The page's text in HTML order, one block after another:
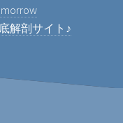
解剖サイト♪